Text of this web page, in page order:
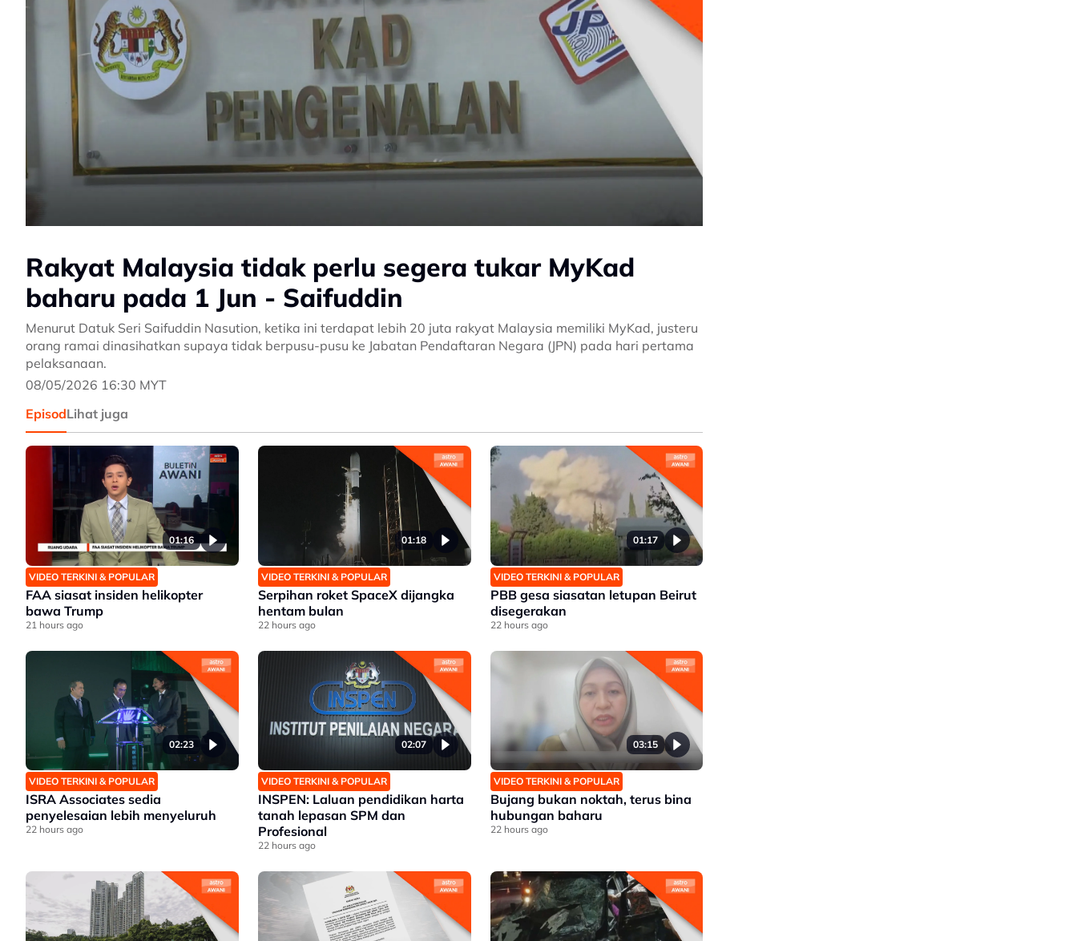
Rakyat Malaysia tidak perlu segera tukar MyKad
baharu pada 1 Jun - Saifuddin
Menurut Datuk Seri Saifuddin Nasution, ketika ini terdapat lebih 20 juta rakyat Malaysia memiliki MyKad, justeru
orang ramai dinasihatkan supaya tidak berpusu-pusu ke Jabatan Pendaftaran Negara (JPN) pada hari pertama
pelaksanaan.
08/05/2026 16:30 MYT
EpisodLihat juga
01:16
VIDEO TERKINI & POPULAR
FAA siasat insiden helikopter
bawa Trump
21 hours ago
01:18
VIDEO TERKINI & POPULAR
Serpihan roket SpaceX dijangka
hentam bulan
22 hours ago
01:17
VIDEO TERKINI & POPULAR
PBB gesa siasatan letupan Beirut
disegerakan
22 hours ago
02:23
VIDEO TERKINI & POPULAR
ISRA Associates sedia
penyelesaian lebih menyeluruh
22 hours ago
02:07
VIDEO TERKINI & POPULAR
INSPEN: Laluan pendidikan harta
tanah lepasan SPM dan
Profesional
22 hours ago
03:15
VIDEO TERKINI & POPULAR
Bujang bukan noktah, terus bina
hubungan baharu
22 hours ago